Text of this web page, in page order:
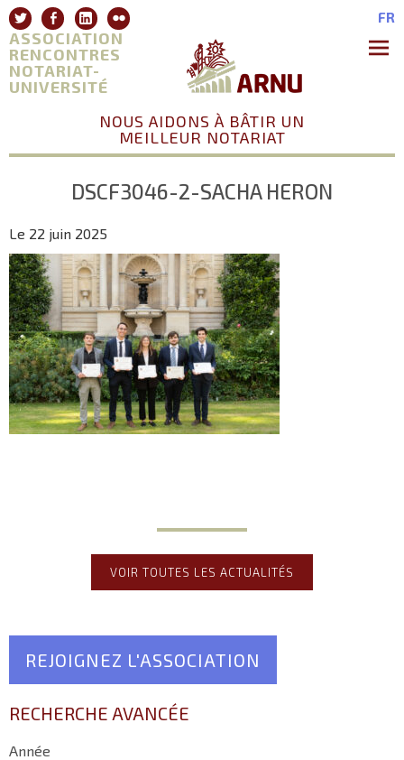
Aller
au
contenu
TwitterFacebook
LinkedinFlickr FR
ASSOCIATION
RENCONTRES
NOTARIAT-
UNIVERSITÉ
NOUS AIDONS À BÂTIR UN
MEILLEUR NOTARIAT
DSCF3046-2-SACHA HERON
Le 22 juin 2025
VOIR TOUTES LES ACTUALITÉS
REJOIGNEZ L'ASSOCIATION
RECHERCHE AVANCÉE
Année